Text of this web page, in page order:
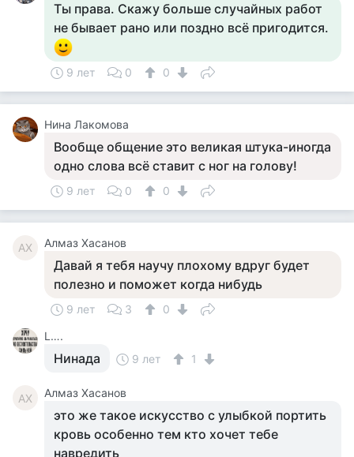
Ты права. Скажу больше случайных работ
не бывает рано или поздно всё пригодится.
9 лет 0 0
Нина Лакомова
Вообще общение это великая штука-иногда
одно слова всё ставит с ног на голову!
9 лет 0 0
АХ Алмаз Хасанов
Давай я тебя научу плохому вдруг будет
полезно и поможет когда нибудь
9 лет 3
0
L….
Нинада 9 лет 1
АХ Алмаз Хасанов
это же такое искусство с улыбкой портить
кровь особенно тем кто хочет тебе
навредить